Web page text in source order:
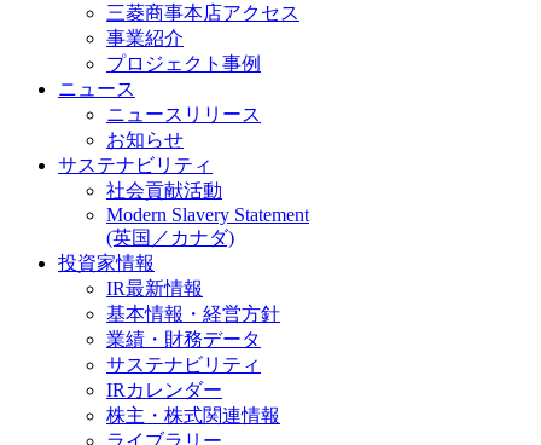
三菱商事本店アクセス
事業紹介
プロジェクト事例
ニュース
ニュースリリース
お知らせ
サステナビリティ
社会貢献活動
Modern Slavery Statement
(英国／カナダ)
投資家情報
IR最新情報
基本情報・経営方針
業績・財務データ
サステナビリティ
IRカレンダー
株主・株式関連情報
ライブラリー